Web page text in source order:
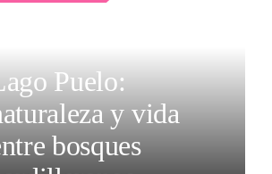
Puelo:
y vida
bosques